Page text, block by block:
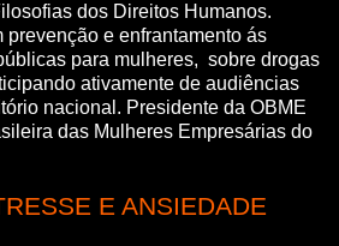
dos Direitos Humanos.
prevenção e enfrantamento ás
para mulheres, sobre drogas
ativamente de audiências
nacional. Presidente da OBME
das Mulheres Empresárias do
E ANSIEDADE